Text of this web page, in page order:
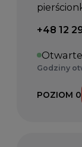
Telefon
+48 12
Otwarte
Godziny
POZIOM 0